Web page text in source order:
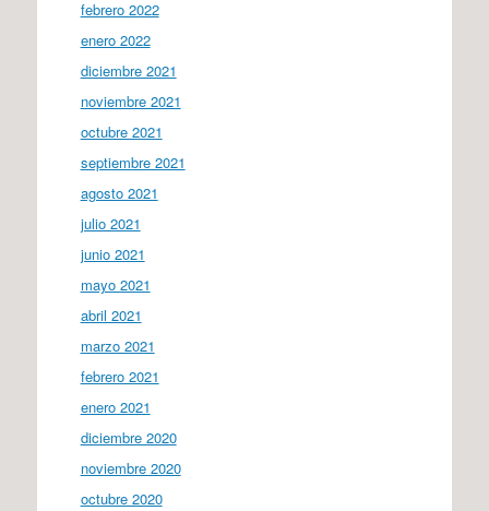
febrero 2022
enero 2022
diciembre 2021
noviembre 2021
octubre 2021
septiembre 2021
agosto 2021
julio 2021
junio 2021
mayo 2021
abril 2021
marzo 2021
febrero 2021
enero 2021
diciembre 2020
noviembre 2020
octubre 2020